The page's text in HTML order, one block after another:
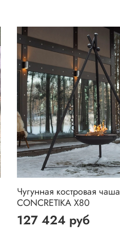
Чугунная костровая чаша
CONCRETIKA X80
127 424 руб